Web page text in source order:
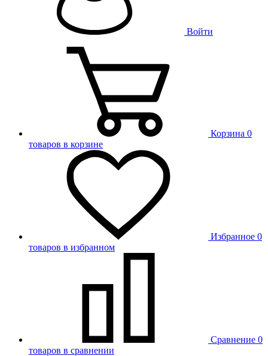
Войти
Корзина 0
товаров в корзине
Избранное 0
товаров в избранном
Сравнение 0
товаров в сравнении